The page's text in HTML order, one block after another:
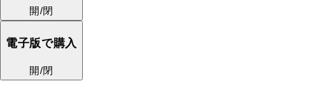
開/閉
電子版で購入
開/閉